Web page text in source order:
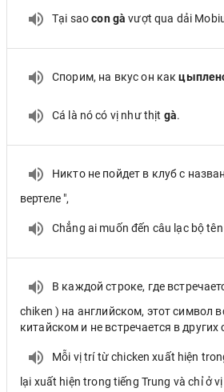
Tại saocon gà vượt qua dải
Спорим, на вкус он как
Cá là nó có vị như thịt gà.
Никто не пойдет в клуб с
вертеле ",
Chẳng ai muốn đến câu lạc bộ tên
В каждой строке, где
chiken ) на английском, этот символ
китайском и не встречается в других
Mỗi vị trí từ chicken xuất hiện
lại xuất hiện trong tiếng Trung và chỉ ở